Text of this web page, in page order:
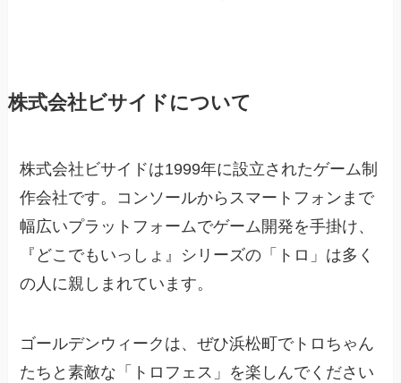
株式会社ビサイドについて
株式会社ビサイドは1999年に設立されたゲーム制
作会社です。コンソールからスマートフォンまで
幅広いプラットフォームでゲーム開発を手掛け、
『どこでもいっしょ』シリーズの「トロ」は多く
の人に親しまれています。
ゴールデンウィークは、ぜひ浜松町でトロちゃん
たちと素敵な「トロフェス」を楽しんでください